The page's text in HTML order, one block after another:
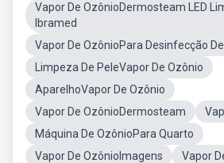
Vapor De OzônioDermosteam LED
Ibramed
Vapor De OzônioPara Desinfecção
Limpeza De PeleVapor De Ozônio
AparelhoVapor De Ozônio
Vapor De OzônioDermosteam
Máquina De OzônioPara Quarto
Vapor De OzônioImagens
Vapor